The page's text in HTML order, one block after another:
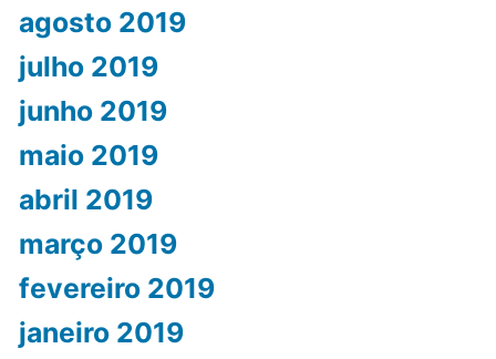
agosto 2019
julho 2019
junho 2019
maio 2019
abril 2019
março 2019
fevereiro 2019
janeiro 2019